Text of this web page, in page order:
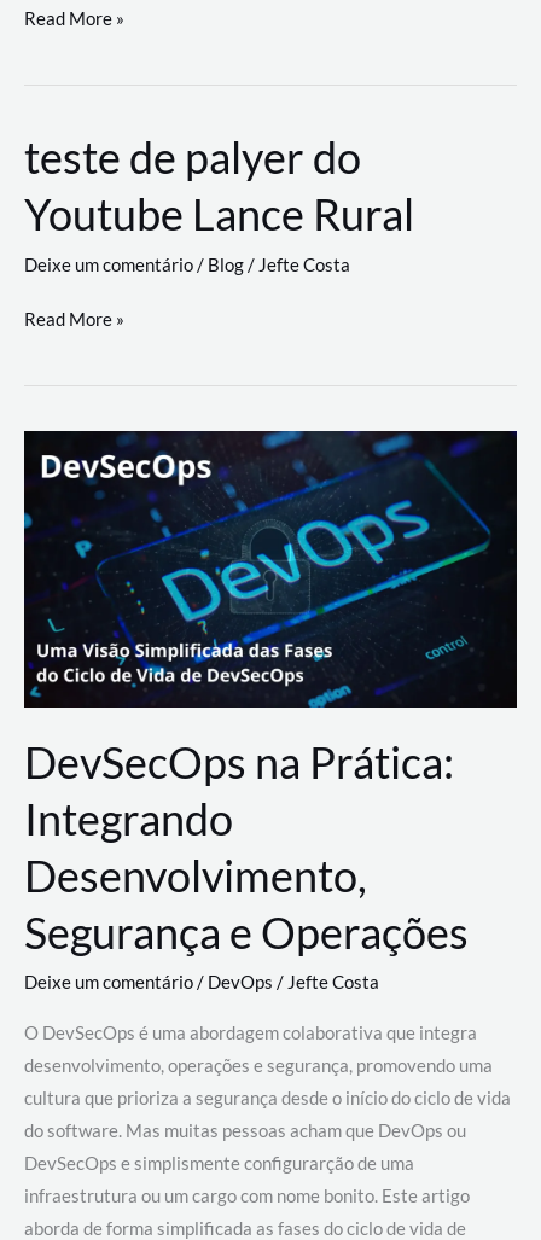
GitHub
revoluciona
de
trabalho
com
a
workflows
Read More »
teste de palyer do
Youtube Lance Rural
Deixe um comentário/ Blog/ Jefte Costa
teste
palyer
Lance
Rural
Read More »
DevSecOps na Prática:
Integrando
Desenvolvimento,
Segurança e Operações
Deixe um comentário/ DevOps /Jefte Costa
O DevSecOps é uma abordagem colaborativa que integra
desenvolvimento, operações e segurança, promovendo uma
cultura que prioriza a segurança desde o início do ciclo de vida
do software. Mas muitas pessoas acham que DevOps ou
DevSecOps e simplismente configurarção de uma
infraestrutura ou um cargo com nome bonito. Este artigo
aborda de forma simplificada as fases do ciclo de vida de